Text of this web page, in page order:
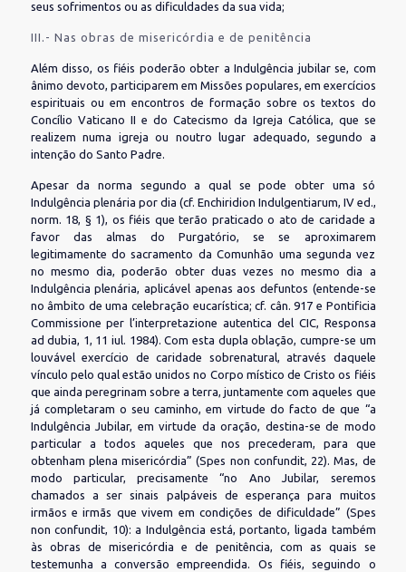
seus sofrimentos ou as dificuldades da sua vida;
III.- Nas obras de misericórdia e de penitência
Além disso, os fiéis poderão obter a Indulgência jubilar se, com
ânimo devoto, participarem em Missões populares, em exercícios
espirituais ou em encontros de formação sobre os textos do
Concílio Vaticano II e do Catecismo da Igreja Católica, que se
realizem numa igreja ou noutro lugar adequado, segundo a
intenção do Santo Padre.
Apesar da norma segundo a qual se pode obter uma só
Indulgência plenária por dia (cf. Enchiridion Indulgentiarum, IV ed.,
norm. 18, § 1), os fiéis que terão praticado o ato de caridade a
favor das almas do Purgatório, se se aproximarem
legitimamente do sacramento da Comunhão uma segunda vez
no mesmo dia, poderão obter duas vezes no mesmo dia a
Indulgência plenária, aplicável apenas aos defuntos (entende-se
no âmbito de uma celebração eucarística; cf. cân. 917 e Pontificia
Commissione per l’interpretazione autentica del CIC, Responsa
ad dubia, 1, 11 iul. 1984). Com esta dupla oblação, cumpre-se um
louvável exercício de caridade sobrenatural, através daquele
vínculo pelo qual estão unidos no Corpo místico de Cristo os fiéis
que ainda peregrinam sobre a terra, juntamente com aqueles que
já completaram o seu caminho, em virtude do facto de que “a
Indulgência Jubilar, em virtude da oração, destina-se de modo
particular a todos aqueles que nos precederam, para que
obtenham plena misericórdia” (Spes non confundit, 22). Mas, de
modo particular, precisamente “no Ano Jubilar, seremos
chamados a ser sinais palpáveis de esperança para muitos
irmãos e irmãs que vivem em condições de dificuldade” (Spes
non confundit, 10): a Indulgência está, portanto, ligada também
às obras de misericórdia e de penitência, com as quais se
testemunha a conversão empreendida. Os fiéis, seguindo o